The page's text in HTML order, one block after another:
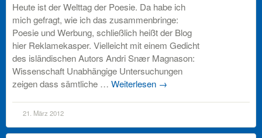
Heute ist der Welttag der Poesie. Da habe ich
mich gefragt, wie ich das zusammenbringe:
Poesie und Werbung, schließlich heißt der Blog
hier Reklamekasper. Vielleicht mit einem Gedicht
des isländischen Autors Andri Snær Magnason:
Wissenschaft Unabhängige Untersuchungen
zeigen dass sämtliche … Weiterlesen →
21. März 2012